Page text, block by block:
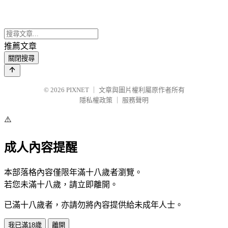
推薦文章
關閉搜尋
© 2026 PIXNET
文章與圖片權利屬原作者所有
隱私權政策
服務聲明
⚠️
成人內容提醒
本部落格內容僅限年滿十八歲者瀏覽。
若您未滿十八歲，請立即離開。
已滿十八歲者，亦請勿將內容提供給未成年人士。
我已滿18歲 離開